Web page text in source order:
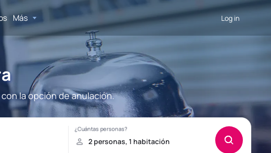
Más Log in
la opción de anulación.